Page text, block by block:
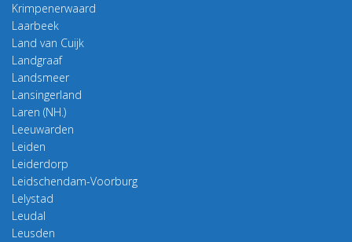
Krimpenerwaard
Laarbeek
Land van Cuijk
Landgraaf
Landsmeer
Lansingerland
Laren (NH.)
Leeuwarden
Leiden
Leiderdorp
Leidschendam-Voorburg
Lelystad
Leudal
Leusden